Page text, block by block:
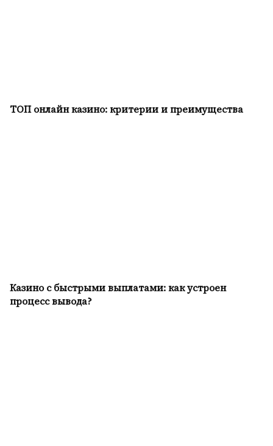
ТОП онлайн казино: критерии и преимущества
Казино с быстрыми выплатами: как устроен
процесс вывода?